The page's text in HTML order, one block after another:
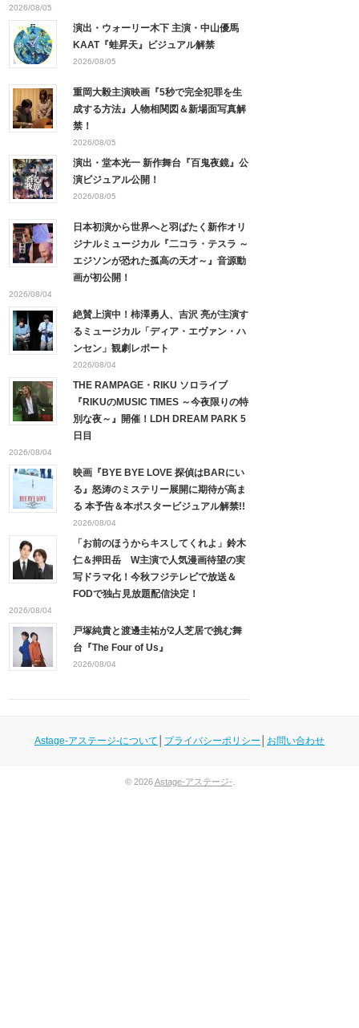
2026/08/05
演出・ウォーリー木下 主演・中山優馬
KAAT『蛙昇天』ビジュアル解禁
2026/08/05
重岡大毅主演映画『5秒で完全犯罪を生
成する方法』人物相関図＆新場面写真解
禁！
2026/08/05
演出・堂本光一 新作舞台『百鬼夜鏡』公
演ビジュアル公開！
2026/08/05
日本初演から世界へと羽ばたく新作オリ
ジナルミュージカル『二コラ・テスラ ～
エジソンが恐れた孤高の天才～』音源動
画が初公開！
2026/08/04
絶賛上演中！柿澤勇人、吉沢 亮が主演す
るミュージカル「ディア・エヴァン・ハ
ンセン」観劇レポート
2026/08/04
THE RAMPAGE・RIKU ソロライブ
『RIKUのMUSIC TIMES ～今夜限りの特
別な夜～』開催！LDH DREAM PARK 5
日目
2026/08/04
映画『BYE BYE LOVE 探偵はBARにい
る』怒涛のミステリー展開に期待が高ま
る 本予告＆本ポスタービジュアル解禁!!
2026/08/04
「お前のほうからキスしてくれよ」鈴木
仁＆押田岳 W主演で人気漫画待望の実
写ドラマ化！今秋フジテレビで放送＆
FODで独占見放題配信決定！
2026/08/04
戸塚純貴と渡邊圭祐が2人芝居で挑む舞
台『The Four of Us』
2026/08/04
Astage-アステージ-について プライバシーポリシー お問い合わせ
© 2026Astage-アステージ-